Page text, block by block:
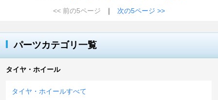
<< 前の5ページ
｜ 次の5ページ >>
パーツカテゴリ一覧
タイヤ・ホイール
タイヤ・ホイールすべて